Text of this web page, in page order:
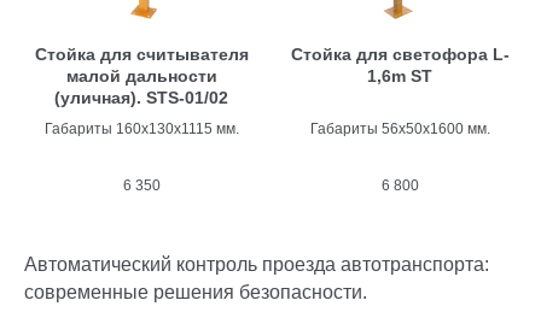
Стойка для считывателя
малой дальности
(уличная). STS-01/02
Габариты 160х130х1115 мм.
6 350
Стойка для светофора L-
1,6m ST
Габариты 56х50х1600 мм.
6 800
Автоматический контроль проезда автотранспорта:
современные решения безопасности.